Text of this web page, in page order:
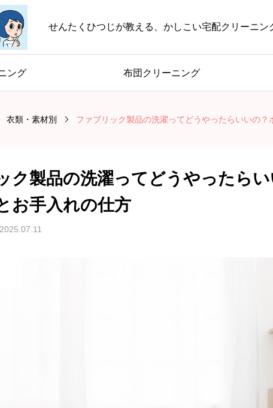
せんたくひつじが教える、かしこい宅配クリーニン
ング 布団クリーニング
衣類・素材別 ファブリック製品の洗濯ってどうやったらいいの？
ク製品の洗濯ってどうやったらい
お手入れの仕方
2025.07.11